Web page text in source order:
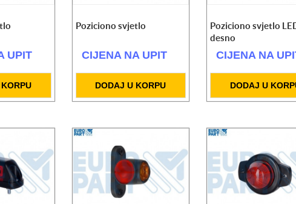
UPIT
Poziciono svjetlo
CIJENA NA UPIT
DODAJ U KORPU
Poziciono svjetlo
desno
CIJENA NA
DODAJ U